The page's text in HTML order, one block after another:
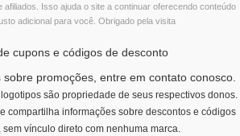
afiliados. Isso ajuda o site a continuar oferecendo conteúdo
adicional para você. Obrigado pela visita
cupons e códigos de desconto
sobre promoções, entre em contato conosco.
são propriedade de seus respectivos donos.
compartilha informações sobre descontos e códigos
vínculo direto com nenhuma marca.